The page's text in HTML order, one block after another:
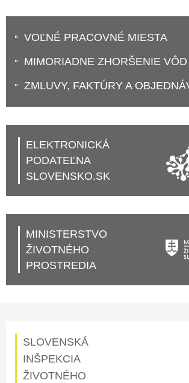
VOĽNÉ PRACOVNÉ MIESTA
MIMORIADNE ZHORŠENIE VÔD
ZMLUVY, FAKTÚRY A
ELEKTRONICKÁ
PODATEĽNA
SLOVENSKO.SK
MINISTERSTVO
ŽIVOTNÉHO
PROSTREDIA
SLOVENSKÁ
INŠPEKCIA
ŽIVOTNÉHO